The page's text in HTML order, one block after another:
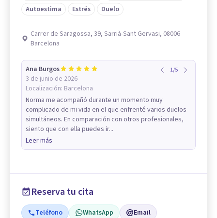
Autoestima
Estrés Duelo
Carrer de Saragossa, 39, Sarrià-Sant Gervasi, 08006
Barcelona
Ana Burgos
3 de junio de 2026
Localización: Barcelona
1/5
Norma me acompañó durante un momento muy
complicado de mi vida en el que enfrenté varios duelos
simultáneos. En comparación con otros profesionales,
siento que con ella puedes ir...
Leer más
Reserva tu cita
Teléfono WhatsApp Email